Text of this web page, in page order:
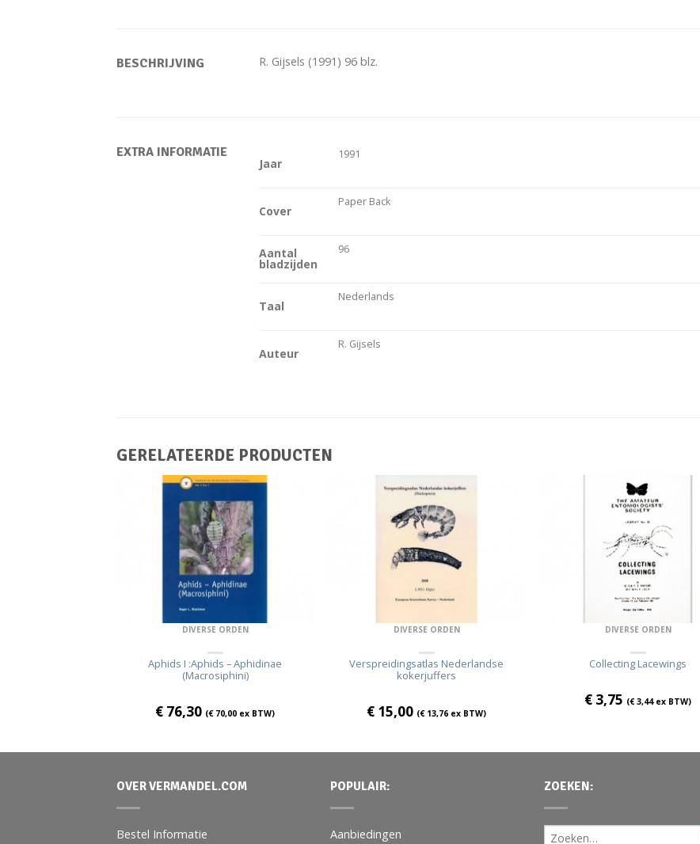
BESCHRIJVING R. Gijsels (1991) 96 blz.
EXTRA INFORMATIE
Jaar
1991
Cover
Paper Back
Aantal
bladzijden
96
Taal
Nederlands
Auteur
R. Gijsels
GERELATEERDE PRODUCTEN
DIVERSE ORDEN
Aphids I :Aphids – Aphidinae
(Macrosiphini)
€ 76,30 (€70,00 ex BTW)
DIVERSE ORDEN
Verspreidingsatlas Nederlandse
kokerjuffers
€ 15,00 (€13,76 ex BTW)
DIVERSE ORDEN
Collecting Lacewings
€ 3,75 (€3,44ex BTW)
OVER VERMANDEL.COM
Bestel Informatie
POPULAIR:
Aanbiedingen
ZOEKEN: